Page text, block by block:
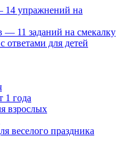
14 упражнений на
— 11 заданий на смекалку
ответами для детей
1 года
взрослых
веселого праздника